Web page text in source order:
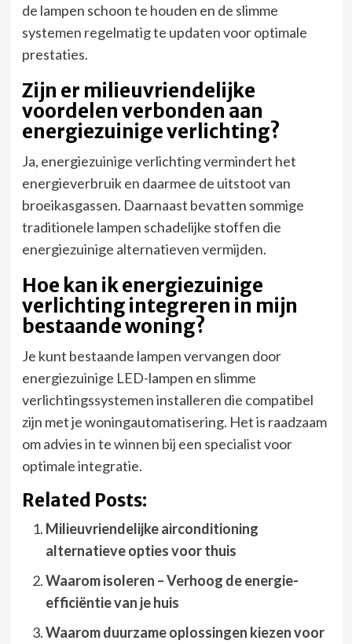
de lampen schoon te houden en de slimme
systemen regelmatig te updaten voor optimale
prestaties.
Zijn er milieuvriendelijke
voordelen verbonden aan
energiezuinige verlichting?
Ja, energiezuinige verlichting vermindert het
energieverbruik en daarmee de uitstoot van
broeikasgassen. Daarnaast bevatten sommige
traditionele lampen schadelijke stoffen die
energiezuinige alternatieven vermijden.
Hoe kan ik energiezuinige
verlichting integreren in mijn
bestaande woning?
Je kunt bestaande lampen vervangen door
energiezuinige LED-lampen en slimme
verlichtingssystemen installeren die compatibel
zijn met je woningautomatisering. Het is raadzaam
om advies in te winnen bij een specialist voor
optimale integratie.
Related Posts:
Milieuvriendelijke airconditioning
alternatieve opties voor thuis
Waarom isoleren – Verhoog de energie-
efficiëntie van je huis
Waarom duurzame oplossingen kiezen voor